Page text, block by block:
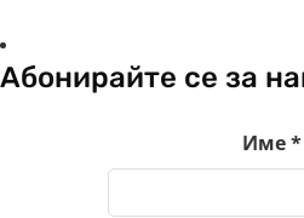
Абонирайте се за
Име*